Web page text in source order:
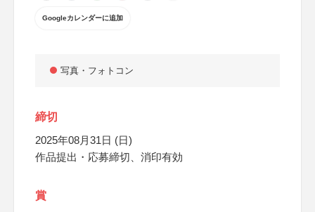
Googleカレンダーに追加
写真・フォトコン
締切
2025年08月31日 (日)
作品提出・応募締切、消印有効
賞